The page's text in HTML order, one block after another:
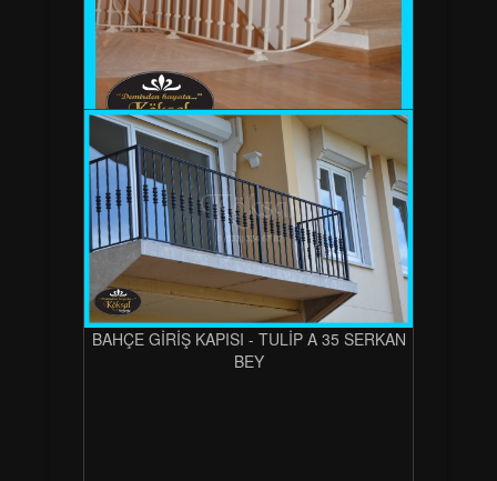
BAHÇE GİRİŞ KAPISI - TULİP A 35 SERKAN
BEY
BAHÇE GİRİŞ KAPISI - TULİP A 35 SERKAN
BEY